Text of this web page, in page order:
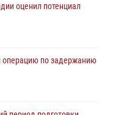
оценил потенциал
операцию по задержанию